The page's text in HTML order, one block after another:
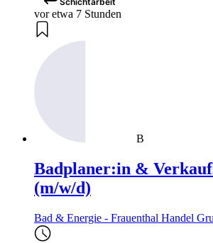
vor etwa 7 Stunden
B
Badplaner:in &
(m/w/d)
Bad & Energie - Frauenthal Handel